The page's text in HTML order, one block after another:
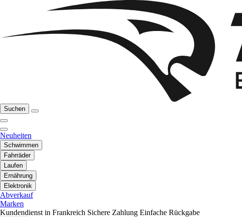
Suchen
Neuheiten
Schwimmen
Fahrräder
Laufen
Ernährung
Elektronik
Abverkauf
Marken
Kundendienst in Frankreich Sichere Zahlung Einfache Rückgabe